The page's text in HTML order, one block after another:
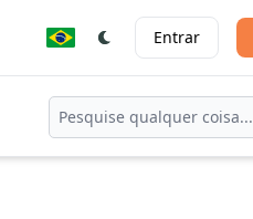
Entrar